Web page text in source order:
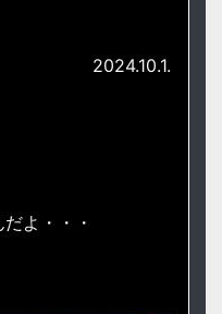
2024.10.1.
よ・・・